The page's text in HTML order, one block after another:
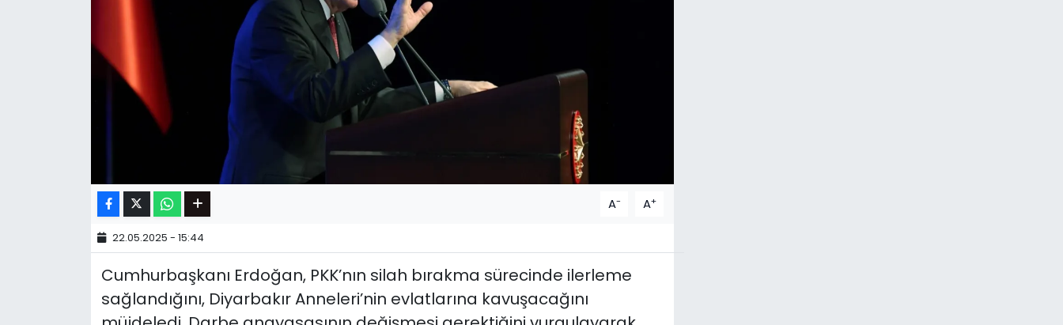
A- A+
22.05.2025 - 15:44
Cumhurbaşkanı Erdoğan, PKK’nın silah bırakma sürecinde ilerleme
sağlandığını, Diyarbakır Anneleri’nin evlatlarına kavuşacağını